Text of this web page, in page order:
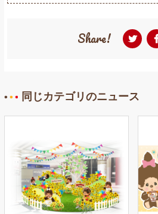
Share!
同じカテゴリのニュース